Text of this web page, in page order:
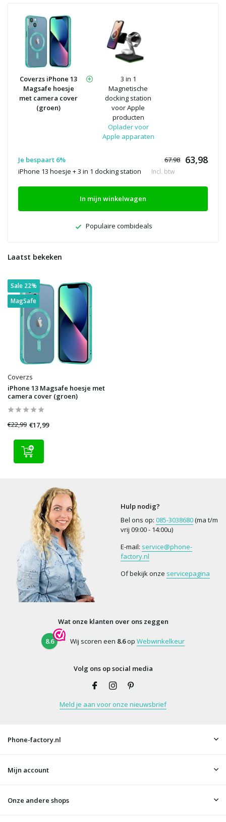
Coverzs iPhone 13
Magsafe hoesje
met camera cover
(groen)
3 in 1
Magnetische
docking station
voor Apple
producten
Oplader voor
Apple apparaten
Je bespaart 6% 67.98 63,98
iPhone 13 hoesje + 3 in 1 docking station Incl. btw
In mijn winkelwagen
Populaire combideals
Laatst bekeken
Sale 22%
MagSafe
Coverzs
iPhone 13 Magsafe hoesje met
camera cover (groen)
€22,99 €17,99
Hulp nodig?
Bel ons op: 085-3038680(ma t/m
vrij 09:00 - 14:00u)
E-mail: service@phone-
factory.nl
Of bekijk onze servicepagina
Wat onze klanten over ons zeggen
8.6 Wij scoren een 8.6op Webwinkelkeur
Volg ons op social media
Meld je aan voor onze nieuwsbrief
Phone-factory.nl
Mijn account
Onze andere shops